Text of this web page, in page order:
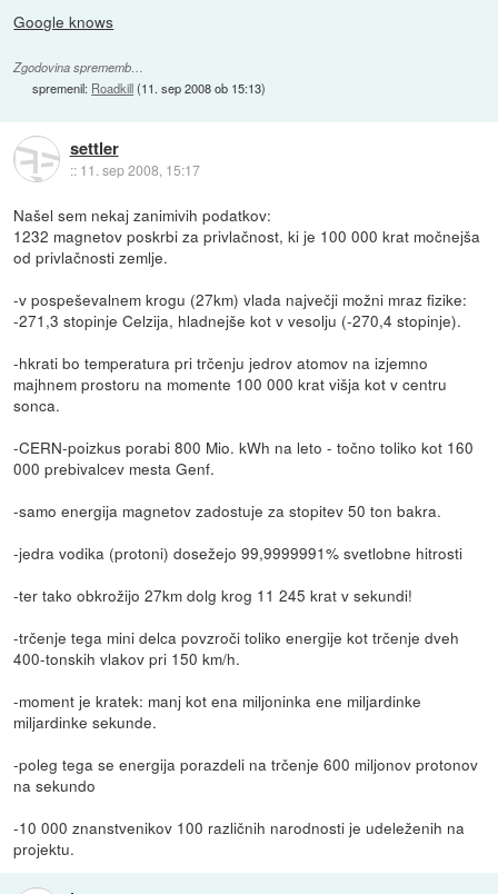
Google knows
Zgodovina sprememb…
spremenil: Roadkill(11. sep 2008 ob 15:13)
settler
:: 11. sep 2008, 15:17
Našel sem nekaj zanimivih podatkov:
1232 magnetov poskrbi za privlačnost, ki je 100 000 krat močnejša
od privlačnosti zemlje.
-v pospeševalnem krogu (27km) vlada največji možni mraz fizike:
-271,3 stopinje Celzija, hladnejše kot v vesolju (-270,4 stopinje).
-hkrati bo temperatura pri trčenju jedrov atomov na izjemno
majhnem prostoru na momente 100 000 krat višja kot v centru
sonca.
-CERN-poizkus porabi 800 Mio. kWh na leto - točno toliko kot 160
000 prebivalcev mesta Genf.
-samo energija magnetov zadostuje za stopitev 50 ton bakra.
-jedra vodika (protoni) dosežejo 99,9999991% svetlobne hitrosti
-ter tako obkrožijo 27km dolg krog 11 245 krat v sekundi!
-trčenje tega mini delca povzroči toliko energije kot trčenje dveh
400-tonskih vlakov pri 150 km/h.
-moment je kratek: manj kot ena miljoninka ene miljardinke
miljardinke sekunde.
-poleg tega se energija porazdeli na trčenje 600 miljonov protonov
na sekundo
-10 000 znanstvenikov 100 različnih narodnosti je udeleženih na
projektu.